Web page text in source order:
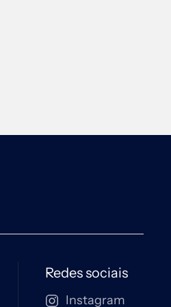
Park - Av. Luís
1, sala 715
Redes sociais
Instagram